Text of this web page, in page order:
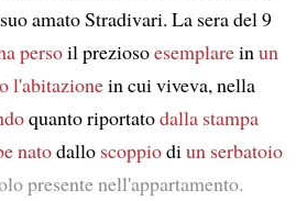
amato Stradivari. La sera del 9
persoil preziosoesemplareinun
l'abitazionein cui viveva, nella
quanto riportatodalla stampa
natodallo scoppiodiun serbatoio
presente nell'appartamento.